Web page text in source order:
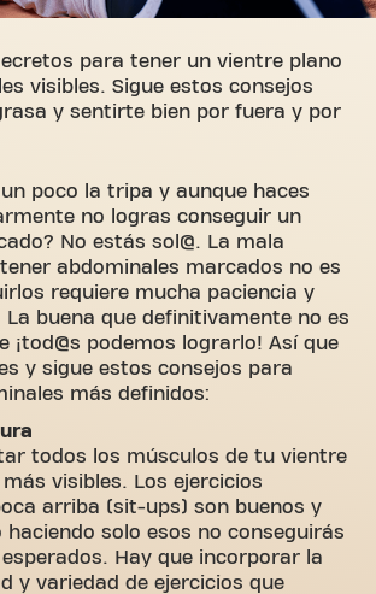
para tener un vientre plano
visibles. Sigue estos consejos
y sentirte bien por fuera y por
un poco la tripa y aunque haces
no logras conseguir un
No estás sol@. La mala
abdominales marcados no es
requiere mucha paciencia y
La buena que definitivamente no es
¡tod@s podemos lograrlo! Así que
y sigue estos consejos para
más definidos:
todos los músculos de tu vientre
visibles. Los ejercicios
arriba (sit-ups) son buenos y
haciendo solo esos no conseguirás
Hay que incorporar la
y variedad de ejercicios que